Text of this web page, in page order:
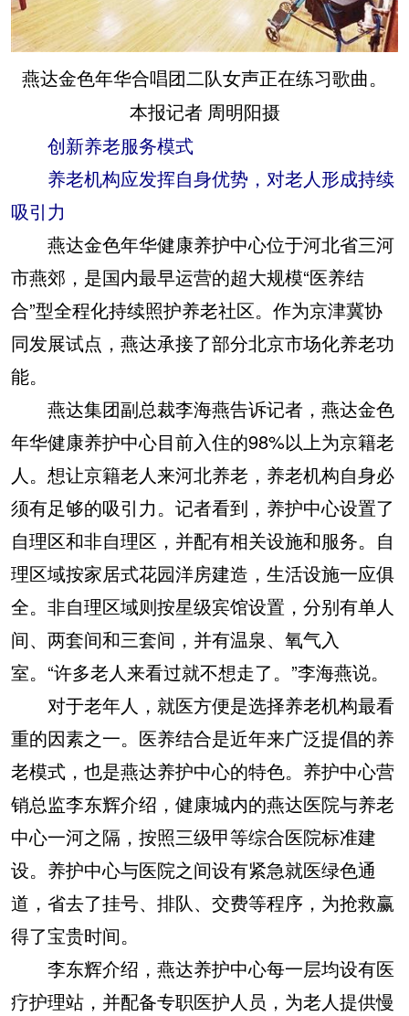
燕达金色年华合唱团二队女声正在练习歌曲。
本报记者 周明阳摄
创新养老服务模式
养老机构应发挥自身优势，对老人形成持续
吸引力
燕达金色年华健康养护中心位于河北省三河
市燕郊，是国内最早运营的超大规模“医养结
合”型全程化持续照护养老社区。作为京津冀协
同发展试点，燕达承接了部分北京市场化养老功
能。
燕达集团副总裁李海燕告诉记者，燕达金色
年华健康养护中心目前入住的98%以上为京籍老
人。想让京籍老人来河北养老，养老机构自身必
须有足够的吸引力。记者看到，养护中心设置了
自理区和非自理区，并配有相关设施和服务。自
理区域按家居式花园洋房建造，生活设施一应俱
全。非自理区域则按星级宾馆设置，分别有单人
间、两套间和三套间，并有温泉、氧气入
室。“许多老人来看过就不想走了。”李海燕说。
对于老年人，就医方便是选择养老机构最看
重的因素之一。医养结合是近年来广泛提倡的养
老模式，也是燕达养护中心的特色。养护中心营
销总监李东辉介绍，健康城内的燕达医院与养老
中心一河之隔，按照三级甲等综合医院标准建
设。养护中心与医院之间设有紧急就医绿色通
道，省去了挂号、排队、交费等程序，为抢救赢
得了宝贵时间。
李东辉介绍，燕达养护中心每一层均设有医
疗护理站，并配备专职医护人员，为老人提供慢